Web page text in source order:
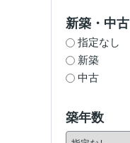
新築・中古
指定なし
新築
中古
築年数